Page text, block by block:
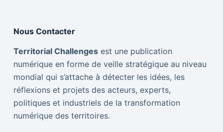
Nous Contacter
Territorial Challengesest une publication
numérique en forme de veille stratégique au niveau
mondial qui s’attache à détecter les idées, les
réflexions et projets des acteurs, experts,
politiques et industriels de la transformation
numérique des territoires.